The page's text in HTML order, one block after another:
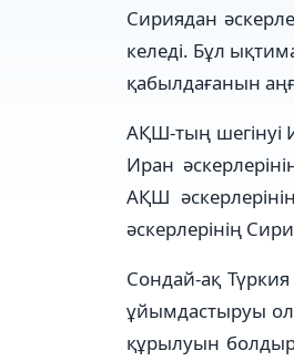
Сириядан
келеді. Бұл
қабылдағанын
АҚШ-тың шегінуі
Иран
АҚШ
әскерлерінің
Сондай-ақ
ұйым­дастыруы ол
құры­луын